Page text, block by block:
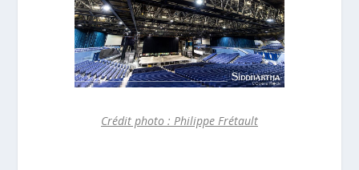
Crédit photo : Philippe Frétault